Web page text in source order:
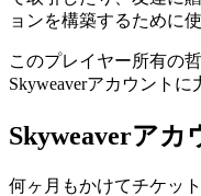
ョンを構築するために
このプレイヤー所有の
Skyweaverアカウントに
Skyweaverアカ
何ヶ月もかけてチケッ